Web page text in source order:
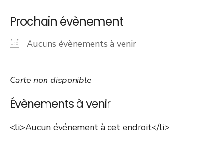
Prochain évènement
Aucuns évènements à venir
Carte non disponible
Évènements à venir
<li>Aucun événement à cet endroit</li>